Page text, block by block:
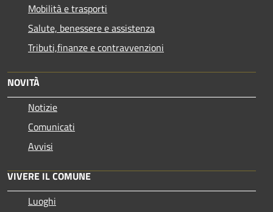
Mobilità e trasporti
Salute, benessere e assistenza
Tributi,finanze e contravvenzioni
NOVITÀ
Notizie
Comunicati
Avvisi
VIVERE IL COMUNE
Luoghi